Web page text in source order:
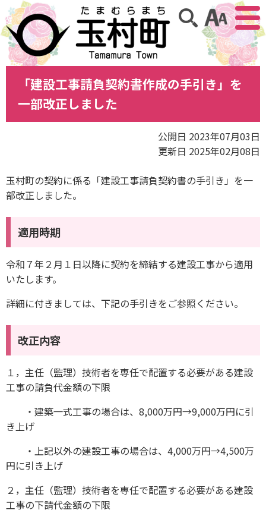
アクセ
サイト内検索
「建設工事請負契約書作成の手引き」を
一部改正しました
公開日 2023年07月03日
更新日 2025年02月08日
玉村町の契約に係る「建設工事請負契約書の手引き」を一
部改正しました。
適用時期
令和７年２月１日以降に契約を締結する建設工事から適用
いたします。
詳細に付きましては、下記の手引きをご参照ください。
改正内容
１，主任（監理）技術者を専任で配置する必要がある建設
工事の請負代金額の下限
・建築一式工事の場合は、8,000万円→9,000万円に引
き上げ
・上記以外の建設工事の場合は、4,000万円→4,500万
円に引き上げ
２，主任（監理）技術者を専任で配置する必要がある建設
工事の下請代金額の下限